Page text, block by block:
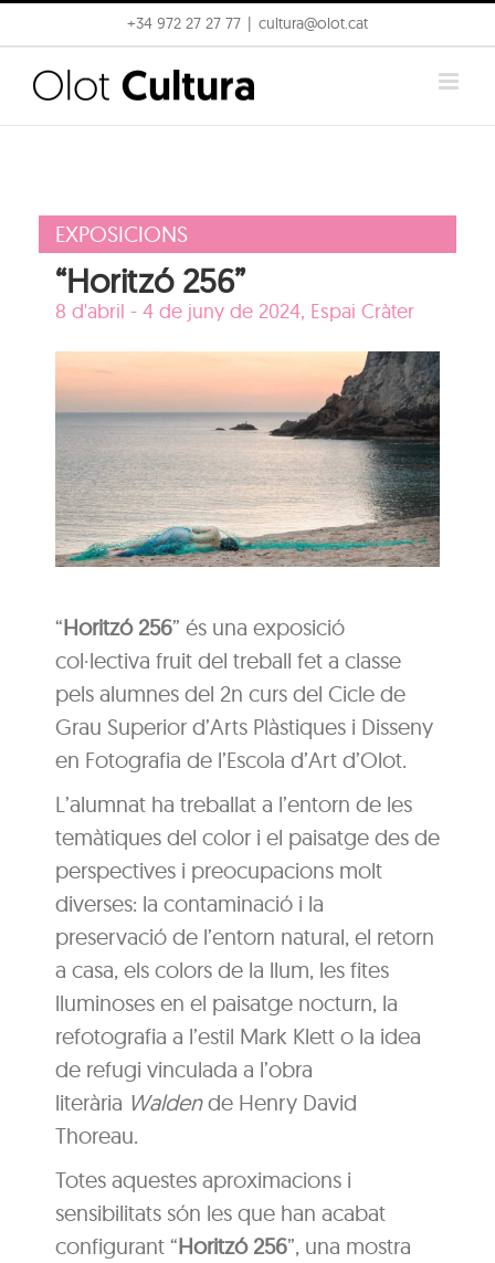
to
content
+34 972 27 27 77 cultura@olot.cat
EXPOSICIONS
“Horitzó 256”
8 d'abril - 4 de juny de 2024, Espai Cràter
“Horitzó 256” és una exposició
col·lectiva fruit del treball fet a classe
pels alumnes del 2n curs del Cicle de
Grau Superior d’Arts Plàstiques i Disseny
en Fotografia de l’Escola d’Art d’Olot.
L’alumnat ha treballat a l’entorn de les
temàtiques del color i el paisatge des de
perspectives i preocupacions molt
diverses: la contaminació i la
preservació de l’entorn natural, el retorn
a casa, els colors de la llum, les fites
lluminoses en el paisatge nocturn, la
refotografia a l’estil Mark Klett o la idea
de refugi vinculada a l’obra
literària Waldende Henry David
Thoreau.
Totes aquestes aproximacions i
sensibilitats són les que han acabat
configurant “Horitzó 256”, una mostra